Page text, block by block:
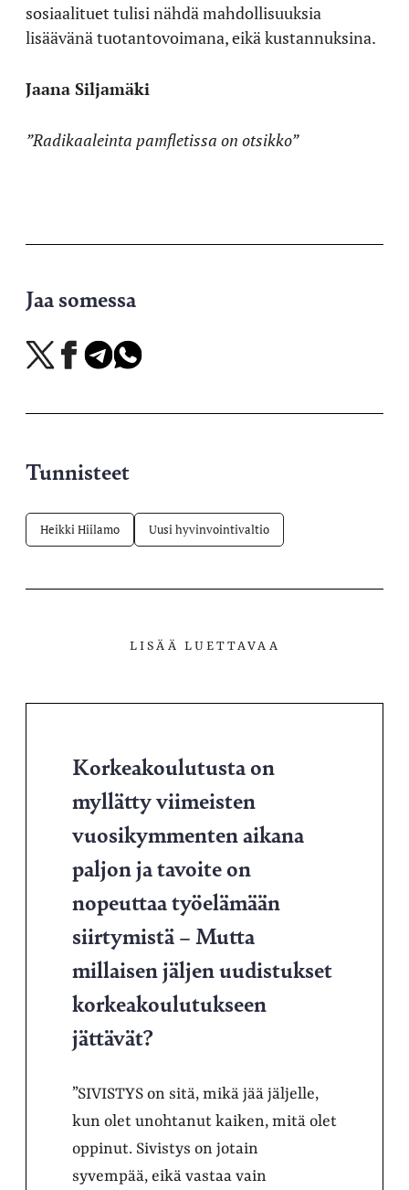
sosiaalituet tulisi nähdä mahdollisuuksia
lisäävänä tuotantovoimana, eikä kustannuksina.
Jaana Siljamäki
”Radikaaleinta pamfletissa on otsikko”
Jaa somessa
Jaa
X-
Jaa
Facebookissa
Jaa
Telegramissa
Jaa
WhatsAppissa
Tunnisteet
Heikki Hiilamo Uusi hyvinvointivaltio
LISÄÄ LUETTAVAA
Korkeakoulutusta on
myllätty viimeisten
vuosikymmenten aikana
paljon ja tavoite on
nopeuttaa työelämään
siirtymistä – Mutta
millaisen jäljen uudistukset
korkeakoulutukseen
jättävät?
”SIVISTYS on sitä, mikä jää jäljelle,
kun olet unohtanut kaiken, mitä olet
oppinut. Sivistys on jotain
syvempää, eikä vastaa vain